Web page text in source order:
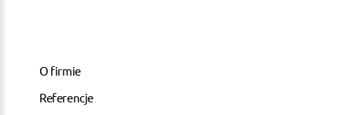
O firmie
Referencje